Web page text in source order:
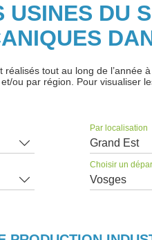
USINES DU
tout au long de
ou par région. Pour visualiser
Par localisation
Grand Est
Choisir un
Vosges